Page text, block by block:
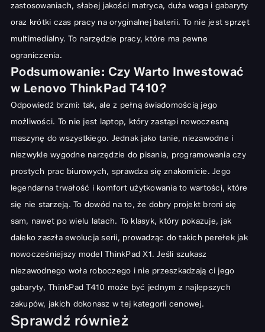
zastosowaniach, słabej jakości matryca, duża waga i gabaryty
oraz krótki czas pracy na oryginalnej baterii. To nie jest sprzęt
multimedialny. To narzędzie pracy, które ma pewne
ograniczenia.
Podsumowanie: Czy Warto Inwestować
w Lenovo ThinkPad T410?
Odpowiedź brzmi: tak, ale z pełną świadomością jego
możliwości. To nie jest laptop, który zastąpi nowoczesną
maszynę do wszystkiego. Jednak jako tanie, niezawodne i
niezwykle wygodne narzędzie do pisania, programowania czy
prostych prac biurowych, sprawdza się znakomicie. Jego
legendarna trwałość i komfort użytkowania to wartości, które
się nie starzeją. To dowód na to, że dobry projekt broni się
sam, nawet po wielu latach. To klasyk, który pokazuje, jak
daleko zaszła ewolucja serii, prowadząc do takich perełek jak
nowocześniejszy model ThinkPad X1. Jeśli szukasz
niezawodnego woła roboczego i nie przeszkadzają ci jego
gabaryty, ThinkPad T410 może być jednym z najlepszych
zakupów, jakich dokonasz w tej kategorii cenowej.
Sprawdź również